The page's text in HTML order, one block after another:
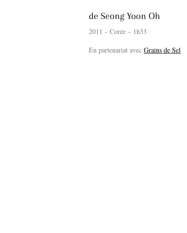
de Seong Yoon Oh
2011 – Corée – 1h33
En partenariat avec Grains de Sel